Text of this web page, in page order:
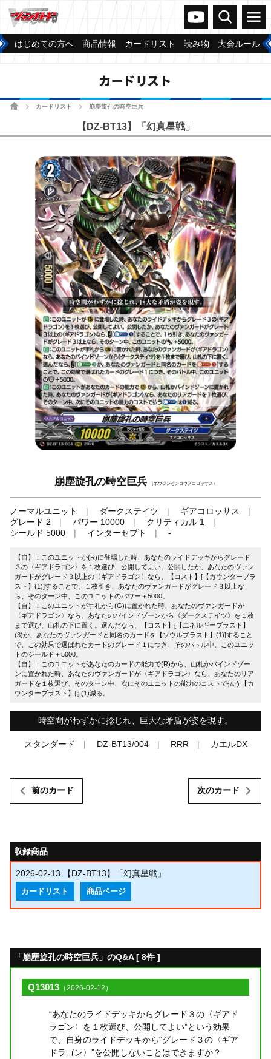
ヴァンガードch
検索 メニュー
はじめての方へ 商品情報 カードリスト 読み物 大会ルール
カードリスト
ホームカードリスト 崩塵旋孔の時空巨兵
【DZ-BT13】「幻真星戦」
崩塵旋孔の時空巨兵 （ホウジンセンコウノコロッサス）
ノーマルユニット ダークステイツ
ギアコロッサス
グレード 2
パワー 10000
クリティカル 1
シールド 5000
インターセプト -
【自】：このユニットが(R)に登場した時、あなたのライドデッキからグレード
３の〈ギアドラゴン〉を１枚選び、公開してよい。公開したか、あなたのヴァン
ガードがグレード３以上の〈ギアドラゴン〉なら、【コスト】[【カウンターブラ
スト】(1)]することで、１枚引き、あなたのヴァンガードがグレード３以上な
ら、そのターン中、このユニットのパワー＋5000。
【自】：このユニットが手札から(G)に置かれた時、あなたのヴァンガードが
〈ギアドラゴン〉なら、あなたのバインドゾーンから《ダークステイツ》を１枚
まで選び、山札の下に置く。選んだなら、【コスト】[【エネルギーブラスト】
(3)か、あなたのヴァンガードと同名のカードを【ソウルブラスト】(1)]すること
で、この効果で選ばれたカードのグレード１につき、そのバトル中、このユニッ
トのシールド＋5000。
【自】：このユニットがあなたのカードの能力で(R)から、山札かバインドゾー
ンに置かれた時、あなたのヴァンガードが〈ギアドラゴン〉なら、あなたのリア
ガードを１枚選び、そのターン中、次にそのユニットの能力のコストで払う【カ
ウンターブラスト】は(1)減る。
時空間がわずかに捻じれ、巨大な矛盾が姿を現す。
スタンダード DZ-BT13/004 RRR カエルDX
前のカード 次のカード
収録商品
2026-02-13 【DZ-BT13】「幻真星戦」
カードリスト 商品ページ
「崩塵旋孔の時空巨兵」のQ&A [ 8件 ]
Q13013 （2026-02-12）
“あなたのライドデッキからグレード３の〈ギアド
ラゴン〉を１枚選び、公開してよい”という効果
で、自身のライドデッキから“グレード３の〈ギア
ドラゴン〉”を公開しないことはできますか？